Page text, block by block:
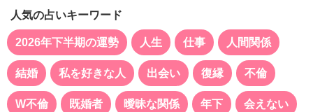
人気の占いキーワード
2026年下半期の運勢 人生 仕事 人間関係
結婚 私を好きな人 出会い 復縁 不倫
W不倫 既婚者 曖昧な関係 年下 会えない